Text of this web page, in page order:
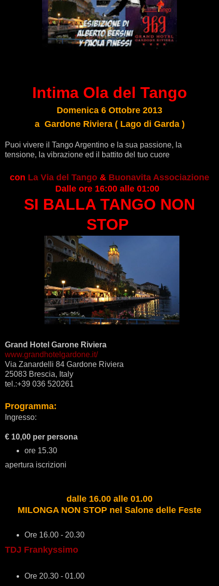
Intima Ola del Tango
Domenica 6 Ottobre 2013
a Gardone Riviera ( Lago di Garda )
Puoi vivere il Tango Argentino e la sua passione, la
tensione, la vibrazione ed il battito del tuo cuore
con La Via del Tango & Buonavita Associazione
Dalle ore 16:00 alle 01:00
SI BALLA TANGO NON
STOP
Grand Hotel Garone Riviera
www.grandhotelgardone.it/
Via Zanardelli 84 Gardone Riviera
25083 Brescia, Italy
tel.:+39 036 520261
Programma:
Ingresso:
€ 10,00 per persona
ore 15.30
apertura iscrizioni
dalle 16.00 alle 01.00
MILONGA NON STOP nel Salone delle Feste
Ore 16.00 - 20.30
TDJ Frankyssimo
Ore 20.30 - 01.00